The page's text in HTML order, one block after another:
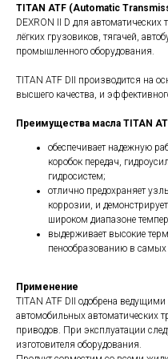
TITAN ATF (Automatic
DEXRON II D для
лёгких грузовиков, тягачей,
промышленного оборудования.
TITAN ATF DII производится на
высшего качества, и
Преимущества масла TITAN
обеспечивает надежную
коробок передач,
гидросистем;
отлично предохраняет
коррозии, и
широком диапазоне
выдерживает высокие
пенообразованию в
Применение
TITAN ATF DII одобрена
автомобильных
приводов. При эксплуатации
изготовителя оборудования.